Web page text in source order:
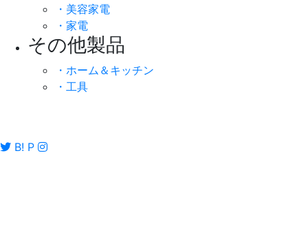
・美容家電
・家電
その他製品
・ホーム＆キッチン
・工具
B! P